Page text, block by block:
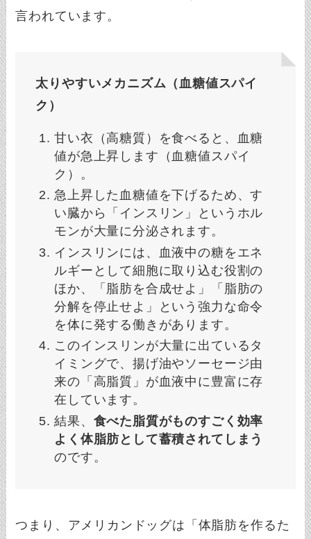
言われています。
太りやすいメカニズム（血糖値スパイ
ク）
甘い衣（高糖質）を食べると、血糖
値が急上昇します（血糖値スパイ
ク）。
急上昇した血糖値を下げるため、す
い臓から「インスリン」というホル
モンが大量に分泌されます。
インスリンには、血液中の糖をエネ
ルギーとして細胞に取り込む役割の
ほか、「脂肪を合成せよ」「脂肪の
分解を停止せよ」という強力な命令
を体に発する働きがあります。
このインスリンが大量に出ているタ
イミングで、揚げ油やソーセージ由
来の「高脂質」が血液中に豊富に存
在しています。
結果、 食べた脂質がものすごく効率
よく体脂肪として蓄積されてしまう
のです。
つまり、アメリカンドッグは「体脂肪を作るた